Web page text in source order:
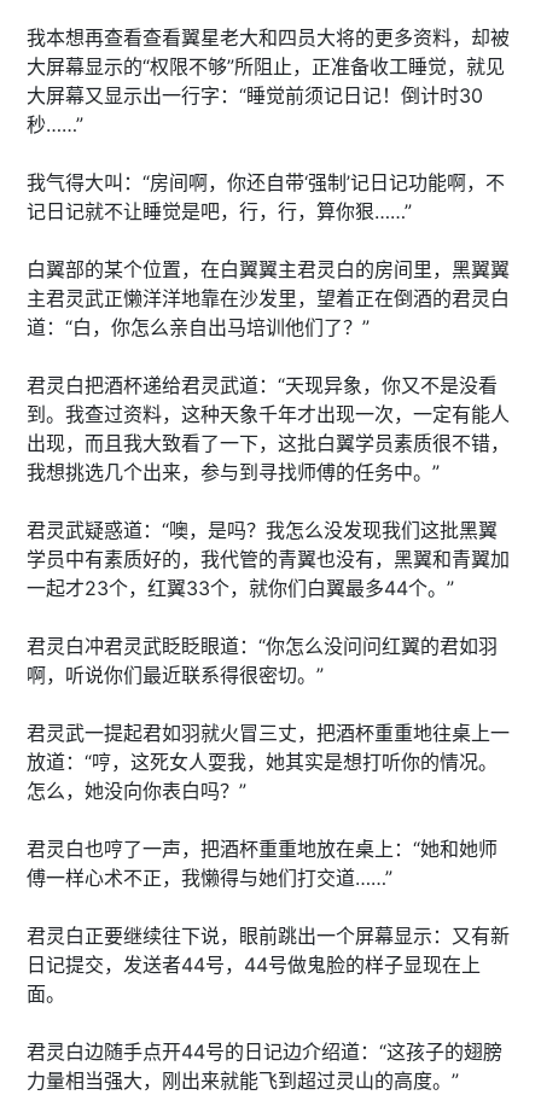
我本想再查看查看翼星老大和四员大将的更多资料，却被
大屏幕显示的“权限不够”所阻止，正准备收工睡觉，就见
大屏幕又显示出一行字：“睡觉前须记日记！倒计时30
秒……”
我气得大叫：“房间啊，你还自带‘强制’记日记功能啊，不
记日记就不让睡觉是吧，行，行，算你狠……”
白翼部的某个位置，在白翼翼主君灵白的房间里，黑翼翼
主君灵武正懒洋洋地靠在沙发里，望着正在倒酒的君灵白
道：“白，你怎么亲自出马培训他们了？”
君灵白把酒杯递给君灵武道：“天现异象，你又不是没看
到。我查过资料，这种天象千年才出现一次，一定有能人
出现，而且我大致看了一下，这批白翼学员素质很不错，
我想挑选几个出来，参与到寻找师傅的任务中。”
君灵武疑惑道：“噢，是吗？我怎么没发现我们这批黑翼
学员中有素质好的，我代管的青翼也没有，黑翼和青翼加
一起才23个，红翼33个，就你们白翼最多44个。”
君灵白冲君灵武眨眨眼道：“你怎么没问问红翼的君如羽
啊，听说你们最近联系得很密切。”
君灵武一提起君如羽就火冒三丈，把酒杯重重地往桌上一
放道：“哼，这死女人耍我，她其实是想打听你的情况。
怎么，她没向你表白吗？”
君灵白也哼了一声，把酒杯重重地放在桌上：“她和她师
傅一样心术不正，我懒得与她们打交道……”
君灵白正要继续往下说，眼前跳出一个屏幕显示：又有新
日记提交，发送者44号，44号做鬼脸的样子显现在上
面。
君灵白边随手点开44号的日记边介绍道：“这孩子的翅膀
力量相当强大，刚出来就能飞到超过灵山的高度。”